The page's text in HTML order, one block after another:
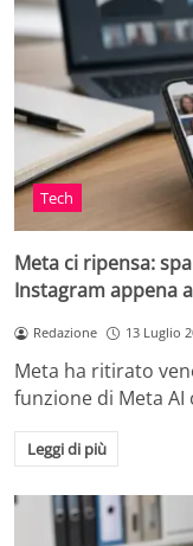
Tech
Meta ci ripensa:
Instagram appena
Redazione 13 Luglio
Meta ha ritirato
funzione di Meta
Leggi di più